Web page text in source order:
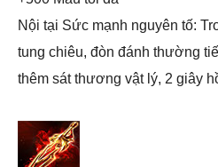
Nội tại Sức mạnh nguyên tố:
tung chiêu, đòn đánh thường
thêm sát thương vật lý, 2 giây